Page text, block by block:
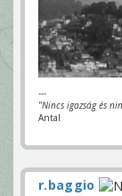
---
"Nincs igazság és
Antal
r.baggio